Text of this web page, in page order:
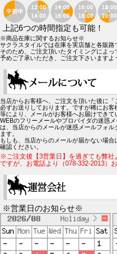
上記6つの時間指定も可能！
※商品在庫に関するお知らせ※
サクラスタイルでは在庫を実店舗と各販路
そのため、ご注文頂いたタイミングによっ
予めご了承いただき、ご注文下さいますよ
当店からお客様へ、ご注文を頂いた後に
必ずお送りしております。ですが稀にお
等により、メールがお客様へお届けできて
WEBのフリーメールやプロバイダの迷惑
は、当店からのメールが迷惑メールフォ
ます。
もしも、当店からのメールが届かない場
確認ください。
※ご注文後【3営業日】を過ぎても弊
ですが、お電話より（078-332-2013）
※営業日のお知らせ※